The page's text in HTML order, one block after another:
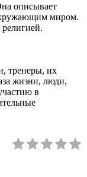
описывает
миром.
тренеры, их
жизни, люди,
в